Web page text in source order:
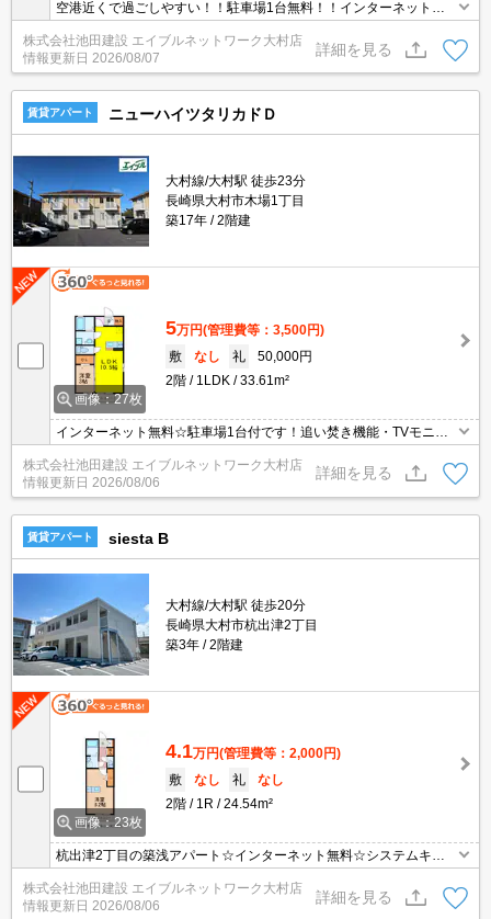
空港近くで過ごしやすい！！駐車場1台無料！！インターネット無
株式会社池田建設 エイブルネットワーク大村店
情報更新日 2026/08/07
詳細を見る
賃貸アパート ニューハイツタリカドＤ
大村線/大村駅 徒歩23分
長崎県大村市木場1丁目
築17年
2階建
画像：27枚
5万円(管理費等：3,500円)
敷
なし 礼
50,000円
2階
1LDK 33.61m²
インターネット無料☆駐車場1台付です！追い焚き機能・TVモニタ
ーフォン・シャンプードレッサーなど設備充実♪
株式会社池田建設 エイブルネットワーク大村店
情報更新日 2026/08/06
詳細を見る
賃貸アパート siesta B
大村線/大村駅 徒歩20分
長崎県大村市杭出津2丁目
築3年
2階建
画像：23枚
4.1万円(管理費等：2,000円)
敷
なし 礼
なし
2階
1R 24.54m²
杭出津2丁目の築浅アパート☆インターネット無料☆システムキッ
チン☆設備充実してます☆
株式会社池田建設 エイブルネットワーク大村店
情報更新日 2026/08/06
詳細を見る